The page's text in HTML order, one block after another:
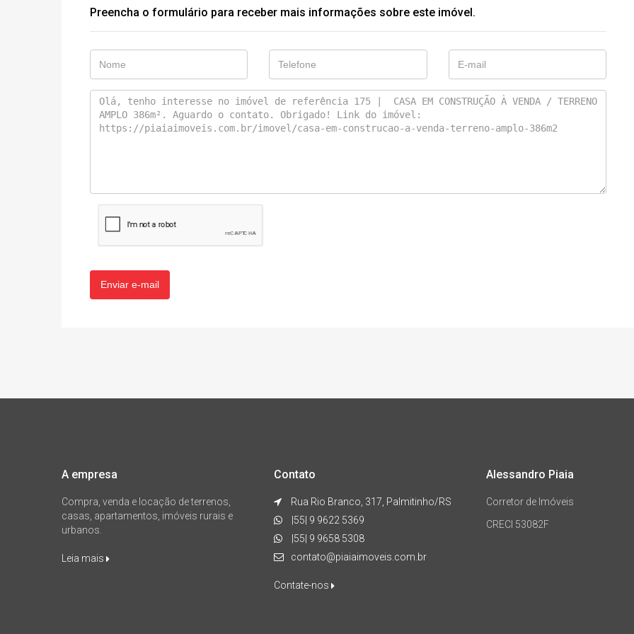
Preencha o formulário para receber mais informações sobre este imóvel.
Enviar e-mail
A empresa
Compra, venda e locação de terrenos,
casas, apartamentos, imóveis rurais e
urbanos.
Leia mais
Contato
Rua Rio Branco, 317, Palmitinho/RS
|55| 9 9622 5369
|55| 9 9658 5308
contato@piaiaimoveis.com.br
Contate-nos
Alessandro Piaia
Corretor de Imóveis
CRECI 53082F